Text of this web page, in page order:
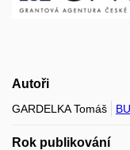
Autoři
GARDELKA Tomáš
Rok publikování